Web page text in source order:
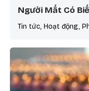
Người Mất Có
Tin tức, Hoạt động,